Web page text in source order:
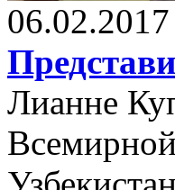
06.02.2017
Лианне